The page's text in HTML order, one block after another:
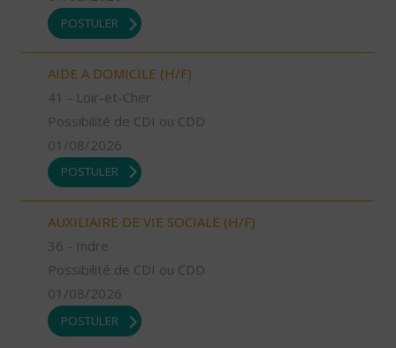
POSTULER
AIDE A DOMICILE (H/F)
41 - Loir-et-Cher
Possibilité de CDI ou CDD
01/08/2026
POSTULER
AUXILIAIRE DE VIE SOCIALE (H/F)
36 - Indre
Possibilité de CDI ou CDD
01/08/2026
POSTULER